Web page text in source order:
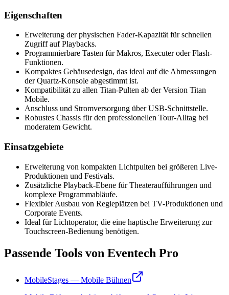
Eigenschaften
Erweiterung der physischen Fader-Kapazität für schnellen
Zugriff auf Playbacks.
Programmierbare Tasten für Makros, Executer oder Flash-
Funktionen.
Kompaktes Gehäusedesign, das ideal auf die Abmessungen
der Quartz-Konsole abgestimmt ist.
Kompatibilität zu allen Titan-Pulten ab der Version Titan
Mobile.
Anschluss und Stromversorgung über USB-Schnittstelle.
Robustes Chassis für den professionellen Tour-Alltag bei
moderatem Gewicht.
Einsatzgebiete
Erweiterung von kompakten Lichtpulten bei größeren Live-
Produktionen und Festivals.
Zusätzliche Playback-Ebene für Theateraufführungen und
komplexe Programmabläufe.
Flexibler Ausbau von Regieplätzen bei TV-Produktionen und
Corporate Events.
Ideal für Lichtoperator, die eine haptische Erweiterung zur
Touchscreen-Bedienung benötigen.
Passende Tools von Eventech Pro
MobileStages — Mobile Bühnen